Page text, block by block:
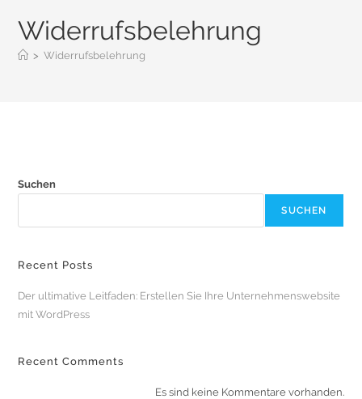
Widerrufsbelehrung
> Widerrufsbelehrung
Suchen
SUCHEN
Recent Posts
Der ultimative Leitfaden: Erstellen Sie Ihre Unternehmenswebsite
mit WordPress
Recent Comments
Es sind keine Kommentare vorhanden.